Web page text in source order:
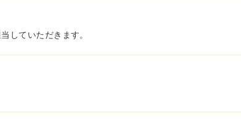
していただきます。